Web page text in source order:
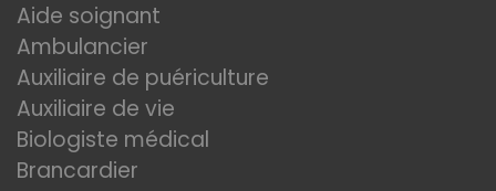
Aide soignant
Ambulancier
Auxiliaire de puériculture
Auxiliaire de vie
Biologiste médical
Brancardier